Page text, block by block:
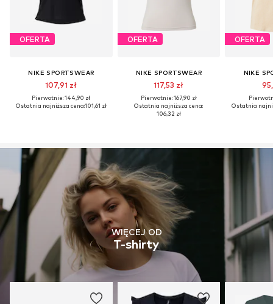
OFERTA
NIKE SPORTSWEAR
107,91 zł
Pierwotnie: 144,90 zł
Ostatnia najniższa cena:101,61 zł
OFERTA
NIKE SPORTSWEAR
117,53 zł
Pierwotnie: 167,90 zł
Ostatnia najniższa cena:
106,32 zł
OFERTA
NIKE
Ostatnia
WIĘCEJ OD
T-shirty